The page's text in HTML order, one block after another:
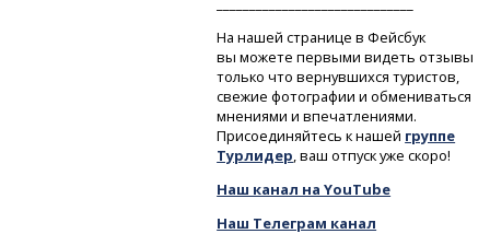
На нашей странице в Фейсбук
вы можете первыми видеть отзывы
только что вернувшихся туристов,
свежие фотографии и обмениваться
мнениями и впечатлениями.
Присоединяйтесь к нашей группе
Турлидер, ваш отпуск уже скоро!
Наш канал на YouTube
Наш Телеграм канал